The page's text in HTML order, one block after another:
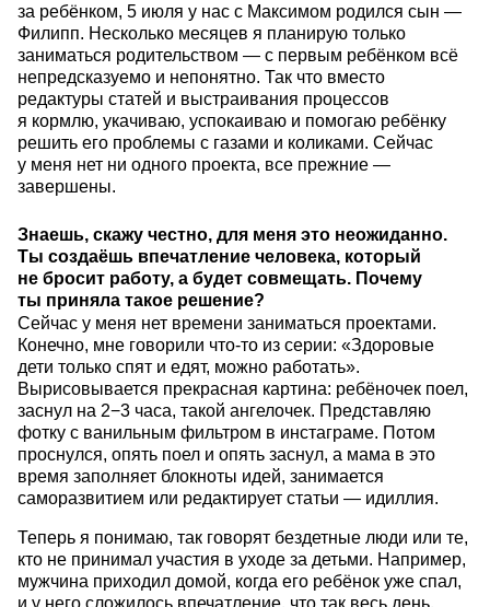
за ребёнком, 5 июля у нас с Максимом родился сын —
Филипп. Несколько месяцев я планирую только
заниматься родительством — с первым ребёнком всё
непредсказуемо и непонятно. Так что вместо
редактуры статей и выстраивания процессов
я кормлю, укачиваю, успокаиваю и помогаю ребёнку
решить его проблемы с газами и коликами. Сейчас
у меня нет ни одного проекта, все прежние —
завершены.
Знаешь, скажу честно, для меня это неожиданно.
Ты создаёшь впечатление человека, который
не бросит работу, а будет совмещать. Почему
ты приняла такое решение?
Сейчас у меня нет времени заниматься проектами.
Конечно, мне говорили что-то из серии: «Здоровые
дети только спят и едят, можно работать».
Вырисовывается прекрасная картина: ребёночек поел,
заснул на 2−3 часа, такой ангелочек. Представляю
фотку с ванильным фильтром в инстаграме. Потом
проснулся, опять поел и опять заснул, а мама в это
время заполняет блокноты идей, занимается
саморазвитием или редактирует статьи — идиллия.
Теперь я понимаю, так говорят бездетные люди или те,
кто не принимал участия в уходе за детьми. Например,
мужчина приходил домой, когда его ребёнок уже спал,